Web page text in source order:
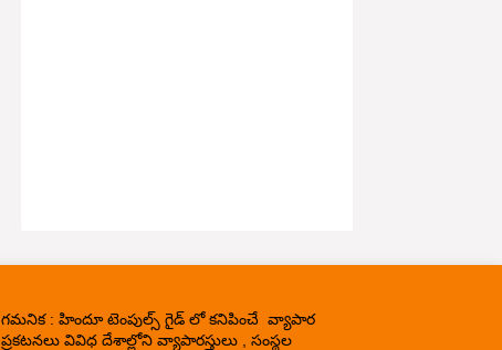
గమనిక : హిందూ టెంపుల్స్ గైడ్ లో కనిపించే వ్యాపార
ప్రకటనలు వివిధ దేశాల్లోని వ్యాపారస్తులు , సంస్థల